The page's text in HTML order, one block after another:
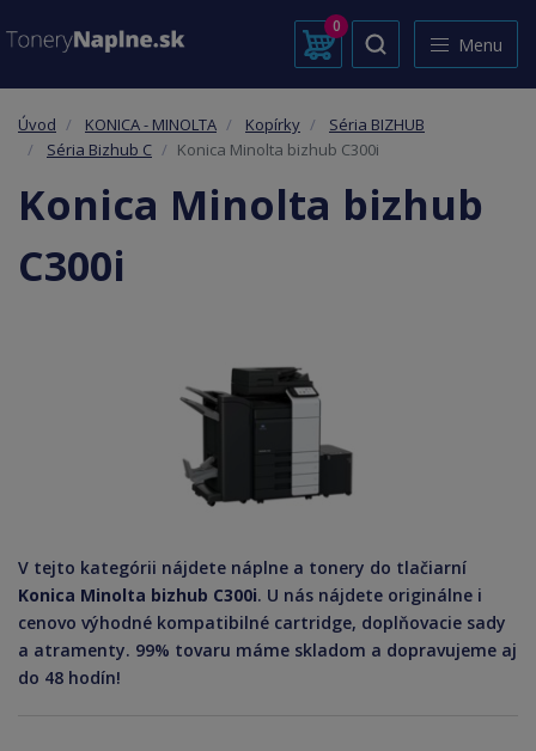
0
Menu
Úvod KONICA - MINOLTA Kopírky
Séria BIZHUB
Séria Bizhub C
Konica Minolta bizhub C300i
Konica Minolta bizhub
C300i
V tejto kategórii nájdete náplne a tonery do tlačiarní
Konica Minolta bizhub C300i. U nás nájdete originálne i
cenovo výhodné kompatibilné cartridge, doplňovacie sady
a atramenty. 99% tovaru máme skladom a dopravujeme aj
do 48 hodín!